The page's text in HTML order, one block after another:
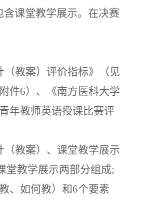
课堂教学展示。 在决赛
教案）评价指标》（见
附件6）、《南方医科大学
年教师英语授课比赛评
教案）、课堂教学展示
堂教学展示两部分组成;
、如何教）和6个要素